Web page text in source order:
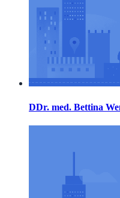
DDr. med. Bettina